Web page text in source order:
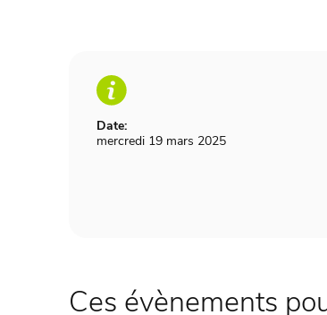
Date:
mercredi 19 mars 2025
Ces évènements